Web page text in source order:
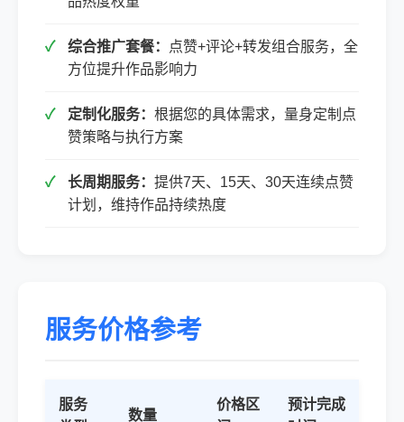
综合推广套餐：
点赞+评论+转发组合服务，全
方位提升作品影响力
定制化服务： 根据您的具体需求，量身定制点
赞策略与执行方案
长周期服务： 提供7天、15天、30天连续点赞
计划，维持作品持续热度
服务价格参考
服务
数量
价格区
预计完成